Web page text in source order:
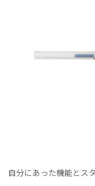
自分にあった機能とス